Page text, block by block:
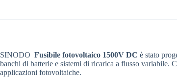
SINODO Fusibile fotovoltaico 1500V DC è stato
banchi di batterie e sistemi di ricarica a flusso variabile.
applicazioni fotovoltaiche.